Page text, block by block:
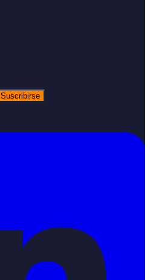
Suscribirse